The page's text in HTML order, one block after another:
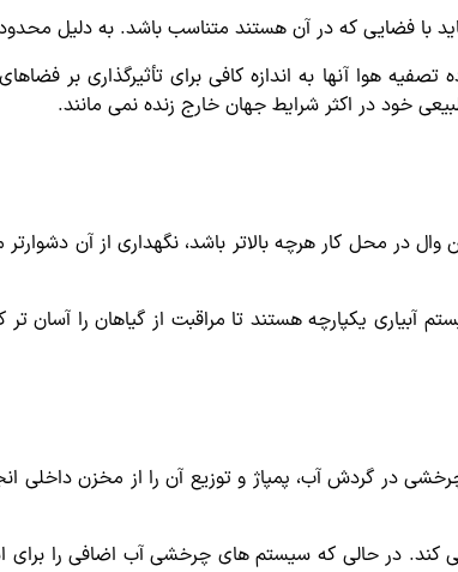
با فضایی که در آن هستند متناسب باشد. به دلیل
هوا آنها به اندازه کافی برای تأثیرگذاری بر
خود در اکثر شرایط جهان خارج زنده نمی مانند.
در محل کار هرچه بالاتر باشد، نگهداری از آن
آبیاری یکپارچه هستند تا مراقبت از گیاهان را آسان
در گردش آب، پمپاژ و توزیع آن را از مخزن
کند. در حالی که سیستم های چرخشی آب اضافی را